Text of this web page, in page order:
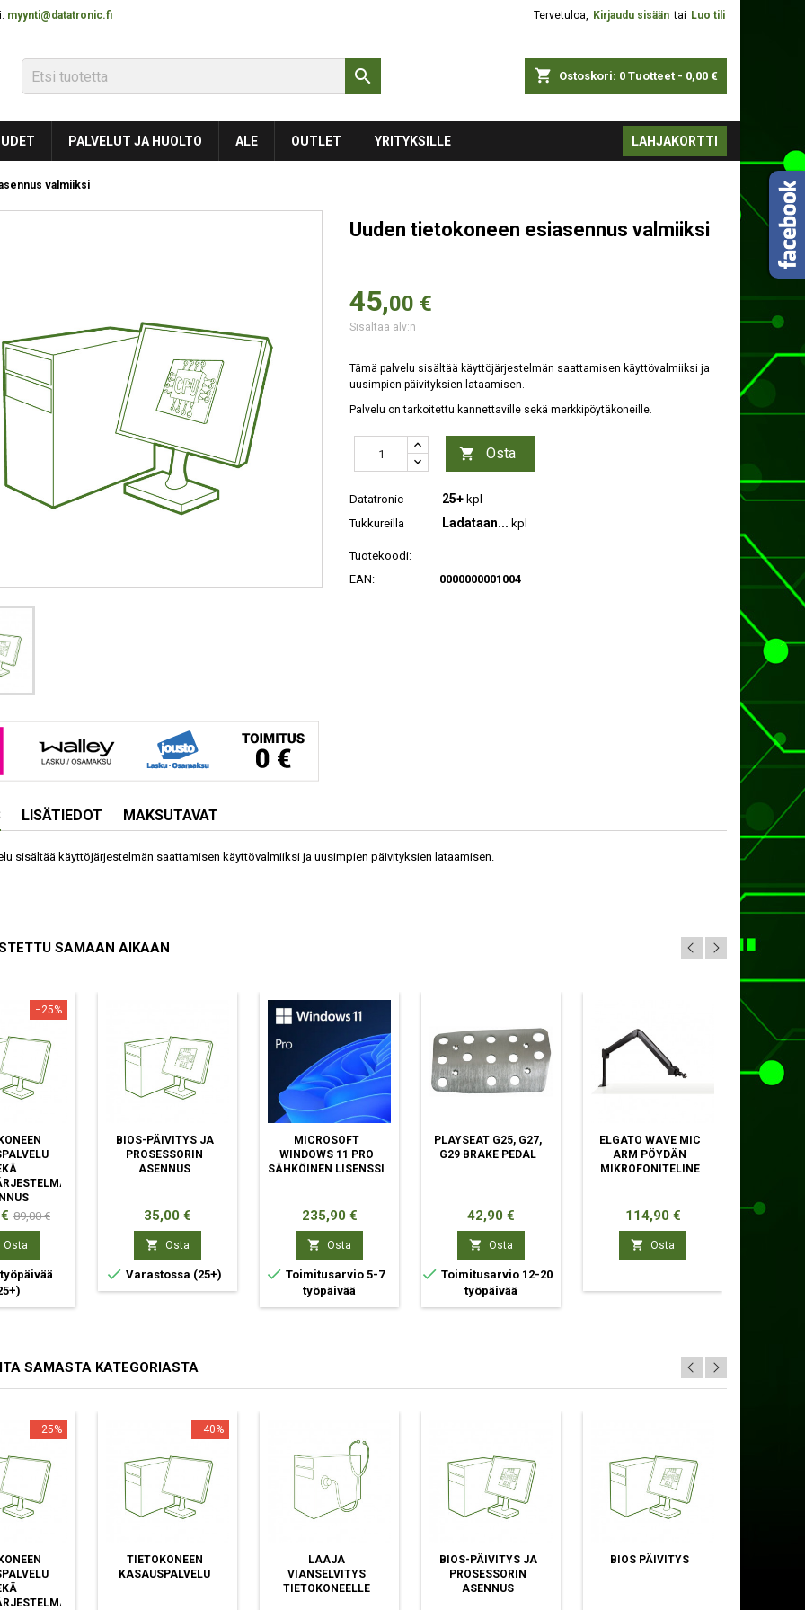
myynti@datatronic.fi Tervetuloa, Kirjaudu sisään tai Luo tili
shopping_cart Ostoskori: 0 Tuotteet - 0,00 €

PALVELUT JA HUOLTO ALE OUTLET YRITYKSILLE LAHJAKORTTI
valmiiksi
Uuden tietokoneen esiasennus valmiiksi
45,00 €
Sisältää alv:n
Tämä palvelu sisältää käyttöjärjestelmän saattamisen käyttövalmiiksi ja
uusimpien päivityksien lataamisen.
Palvelu on tarkoitettu kannettaville sekä merkkipöytäkoneille.
 Osta
Datatronic 25+ kpl
Tukkureilla
Ladataan... kpl
Tuotekoodi:
EAN:
0000000001004
LISÄTIEDOT MAKSUTAVAT
sisältää käyttöjärjestelmän saattamisen käyttövalmiiksi ja uusimpien päivityksien lataamisen.
SAMAAN AIKAAN
−25%
Normaali
hinta
89,00 €
Osta
BIOS-PÄIVITYS JA
PROSESSORIN
ASENNUS
Hinta
35,00 €
 Osta
 Varastossa (25+)
MICROSOFT
WINDOWS 11 PRO
SÄHKÖINEN LISENSSI
Hinta
235,90 €
 Osta
 Toimitusarvio 5-7
työpäivää
PLAYSEAT G25, G27,
G29 BRAKE PEDAL
Hinta
42,90 €
 Osta
 Toimitusarvio 12-20
työpäivää
ELGATO WAVE MIC
ARM PÖYDÄN
MIKROFONITELINE
Hinta
114,90 €
 Osta
SAMASTA KATEGORIASTA
−25% −40%
TIETOKONEEN
KASAUSPALVELU
LAAJA
VIANSELVITYS
TIETOKONEELLE
BIOS-PÄIVITYS JA
PROSESSORIN
ASENNUS
BIOS PÄIVITYS